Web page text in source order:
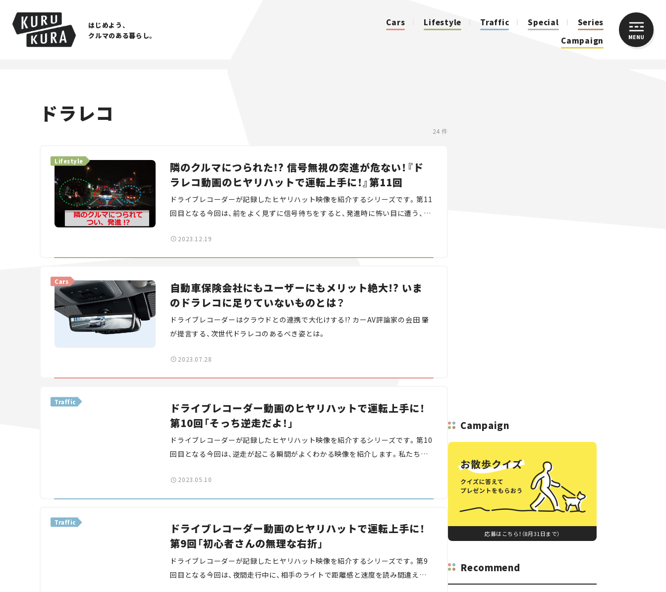
はじめよう、
クルマのある暮らし。
Cars Lifestyle Traffic Special
Series
Campaign
MENU
ドラレコ
24 件
Lifestyle
隣のクルマにつられた!? 信号無視の突進が危ない！『ド
ラレコ動画のヒヤリハットで運転上手に！』第11回
ドライブレコーダーが記録したヒヤリハット映像を紹介するシリーズです。第11
回目となる今回は、前をよく見ずに信号待ちをすると、発進時に怖い目に遭う、と
2023.12.19
Cars
自動車保険会社にもユーザーにもメリット絶大!? いま
のドラレコに足りていないものとは？
ドライブレコーダーはクラウドとの連携で大化けする!? カーAV評論家の会田 肇
が提言する、次世代ドラレコのあるべき姿とは。
2023.07.28
Traffic
ドライブレコーダー動画のヒヤリハットで運転上手に！
第10回「そっち逆走だよ！」
ドライブレコーダーが記録したヒヤリハット映像を紹介するシリーズです。第10
回目となる今回は、逆走が起こる瞬間がよくわかる映像を紹介します。私たちと
めましょう。
2023.05.10
Traffic
ドライブレコーダー動画のヒヤリハットで運転上手に！
第9回「初心者さんの無理な右折」
ドライブレコーダーが記録したヒヤリハット映像を紹介するシリーズです。第9
回目となる今回は、夜間走行中に、相手のライトで距離感と速度を読み間違えて
Campaign
応募はこちら！（8月31日まで）
Recommend
CLOSE
Lifestyle
Traffic
Special
Series